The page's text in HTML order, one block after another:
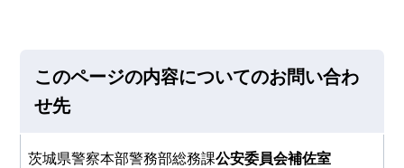
このページの内容についてのお問い合わ
せ先
茨城県警察本部警務部総務課公安委員会補佐室